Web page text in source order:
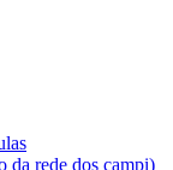
da rede dos campi)